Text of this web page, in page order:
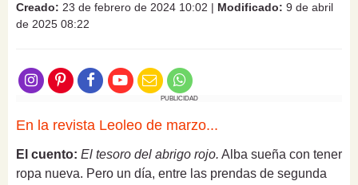
Creado: 23 de febrero de 2024 10:02 | Modificado: 9 de abril
de 2025 08:22
PUBLICIDAD
En la revista Leoleo de marzo...
El cuento: El tesoro del abrigo rojo. Alba sueña con tener
ropa nueva. Pero un día, entre las prendas de segunda